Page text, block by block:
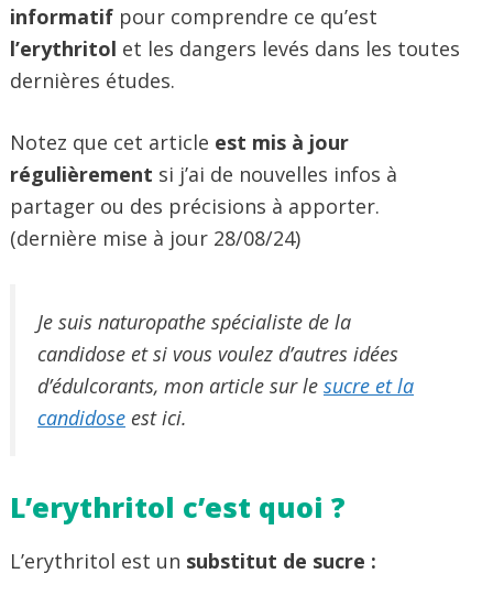
informatif pour comprendre ce qu’est
l’erythritol et les dangers levés dans les toutes
dernières études.
Notez que cet article est mis à jour
régulièrement si j’ai de nouvelles infos à
partager ou des précisions à apporter.
(dernière mise à jour 28/08/24)
Je suis naturopathe spécialiste de la
candidose et si vous voulez d’autres idées
d’édulcorants, mon article sur le sucre et la
candidose est ici.
L’erythritol c’est quoi ?
L’erythritol est un substitut de sucre :